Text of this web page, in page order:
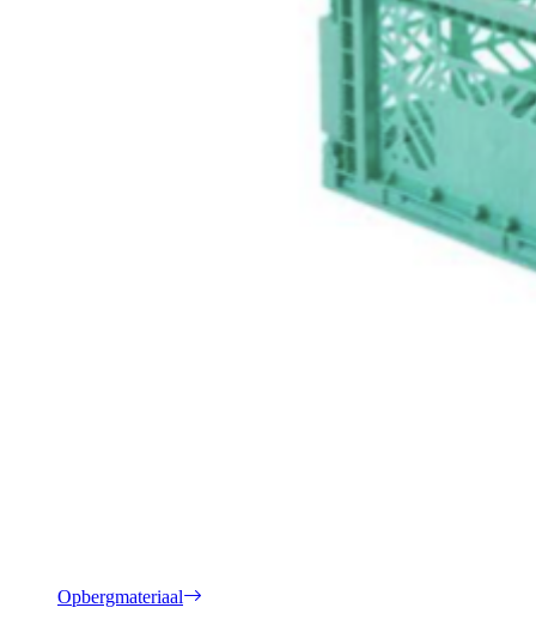
Opbergmateriaal